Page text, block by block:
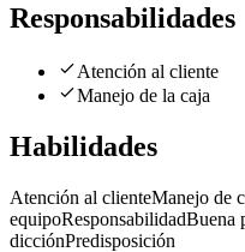
Responsabilidades
Atención al cliente
Manejo de la caja
Habilidades
Atención al clienteManejo de
equipoResponsabilidadBuena
dicciónPredisposición